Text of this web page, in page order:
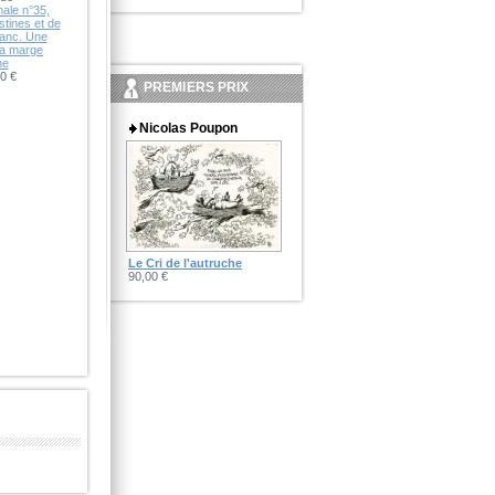
n°35,
et de
Une
marge
€
PREMIERS PRIX
Nicolas Poupon
Le Cri de l'autruche
90,00 €